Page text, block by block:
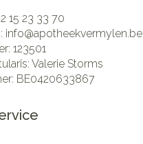
15 23 33 70
info@apotheekvermylen.be
123501
Valerie Storms
BE0420633867